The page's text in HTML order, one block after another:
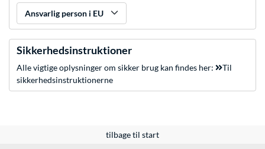
Ansvarlig person i EU
Sikkerhedsinstruktioner
Alle vigtige oplysninger om sikker brug kan findes her:
Til
sikkerhedsinstruktionerne
tilbage til start